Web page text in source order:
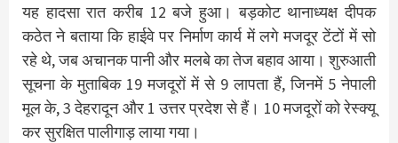
यह हादसा रात करीब 12 बजे हुआ। बड़कोट थानाध्यक्ष दीपक
कठेत ने बताया कि हाईवे पर निर्माण कार्य में लगे मजदूर टेंटों में सो
रहे थे, जब अचानक पानी और मलबे का तेज बहाव आया। शुरुआती
सूचना के मुताबिक 19 मजदूरों में से 9 लापता हैं, जिनमें 5 नेपाली
मूल के, 3 देहरादून और 1 उत्तर प्रदेश से हैं। 10 मजदूरों को रेस्क्यू
कर सुरक्षित पालीगाड़ लाया गया।